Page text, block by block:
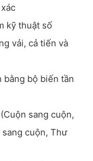
kỹ thuật số
vải, cả tiến và
bộ biến tần
sang cuộn,
cuộn, Thư